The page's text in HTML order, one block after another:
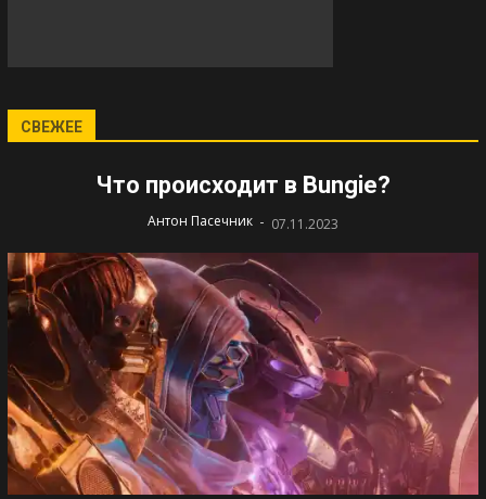
СВЕЖЕЕ
Что происходит в Bungie?
Антон Пасечник - 07.11.2023